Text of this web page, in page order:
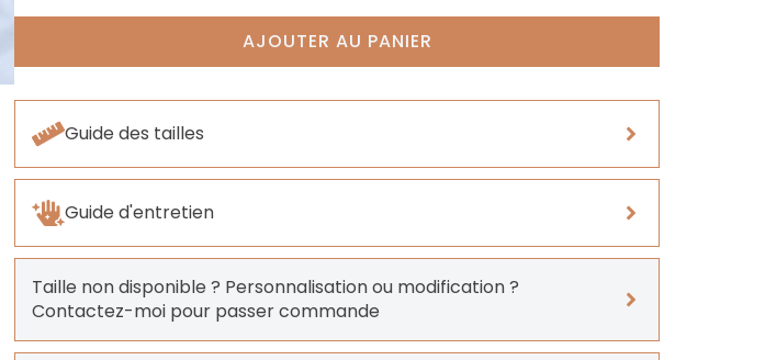
AJOUTER AU PANIER
Guide des tailles
Guide d'entretien
Taille non disponible ? Personnalisation ou modification ?
Contactez-moi pour passer commande